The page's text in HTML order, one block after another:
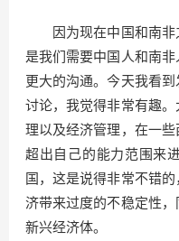
因为现在中国和南非
是我们需要中国人和南
更大的沟通。今天我看
讨论，我觉得非常有趣
理以及经济管理，在一
超出自己的能力范围来
国，这是说得非常不错
济带来过度的不稳定性
新兴经济体。